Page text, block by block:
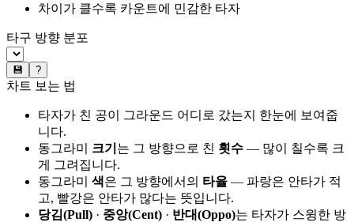
차이가 클수록 카운트에 민감한 타자
타구 방향 분포
💾 ?
차트 보는 법
타자가 친 공이 그라운드 어디로 갔는지 한눈에 보여줍
니다.
동그라미 크기 는 그 방향으로 친 횟수 — 많이 칠수록 크
게 그려집니다.
동그라미 색은 그 방향에서의 타율 — 파랑은 안타가 적
고, 빨강은 안타가 많다는 뜻입니다.
당김(Pull) · 중앙(Cent) · 반대(Oppo)는 타자가 스윙한 방